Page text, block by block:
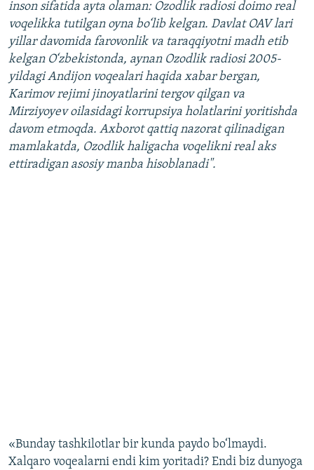
inson sifatida ayta olaman: Ozodlik radiosi doimo real
voqelikka tutilgan oyna bo‘lib kelgan. Davlat OAV lari
yillar davomida farovonlik va taraqqiyotni madh etib
kelgan O‘zbekistonda, aynan Ozodlik radiosi 2005-
yildagi Andijon voqealari haqida xabar bergan,
Karimov rejimi jinoyatlarini tergov qilgan va
Mirziyoyev oilasidagi korrupsiya holatlarini yoritishda
davom etmoqda. Axborot qattiq nazorat qilinadigan
mamlakatda, Ozodlik haligacha voqelikni real aks
ettiradigan asosiy manba hisoblanadi".
«Bunday tashkilotlar bir kunda paydo bo‘lmaydi.
Xalqaro voqealarni endi kim yoritadi? Endi biz dunyoga